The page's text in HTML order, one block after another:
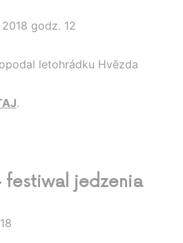
godz. 12
letohrádku Hvězda
.
festiwal jedzenia